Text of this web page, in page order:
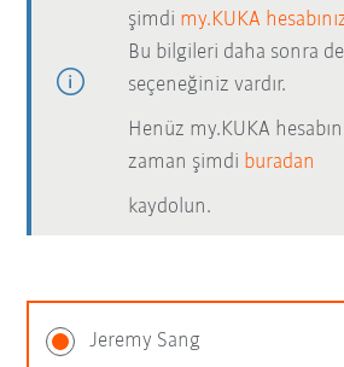
şimdi my.KUKA
Bu bilgileri daha sonra
seçeneğiniz vardır.
Henüz my.KUKA
zaman şimdi buradan
kaydolun.
Jeremy Sang